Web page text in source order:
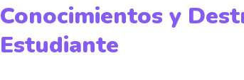
Conocimientos y
Estudiante